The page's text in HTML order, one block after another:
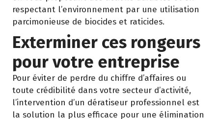
respectant l’environnement par une utilisation
parcimonieuse de biocides et raticides.
Exterminer ces rongeurs
pour votre entreprise
Pour éviter de perdre du chiffre d’affaires ou
toute crédibilité dans votre secteur d’activité,
l’intervention d’un dératiseur professionnel est
la solution la plus efficace pour une élimination